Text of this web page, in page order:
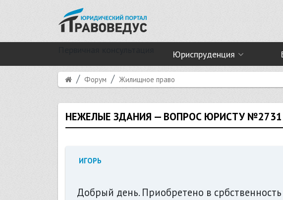
Юриспруденция
Форум Жилищное право
НЕЖЕЛЫЕ ЗДАНИЯ — ВОПРОС ЮРИСТУ №2731
ИГОРЬ
Добрый день. Приобретено в